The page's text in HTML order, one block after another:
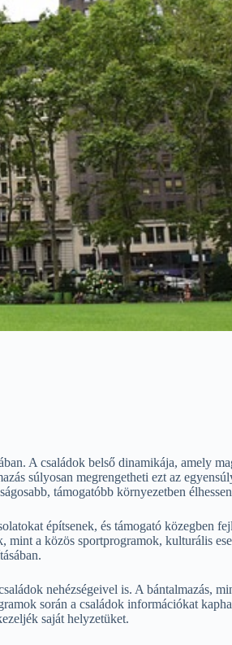
A családok belső dinamikája, amely
súlyosan megrengetheti ezt az
támogatóbb környezetben
építsenek, és támogató közegben
a közös sportprogramok, kulturális
nehézségeivel is. A bántalmazás,
során a családok információkat
saját helyzetüket.